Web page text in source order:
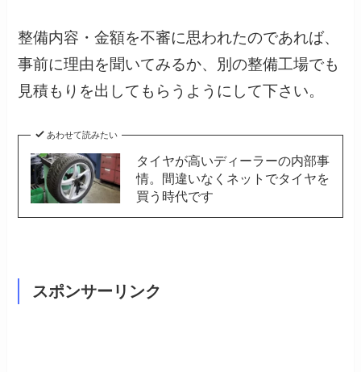
整備内容・金額を不審に思われたのであれば、
事前に理由を聞いてみるか、別の整備工場でも
見積もりを出してもらうようにして下さい。
あわせて読みたい
タイヤが高いディーラーの内部事
情。間違いなくネットでタイヤを
買う時代です
スポンサーリンク